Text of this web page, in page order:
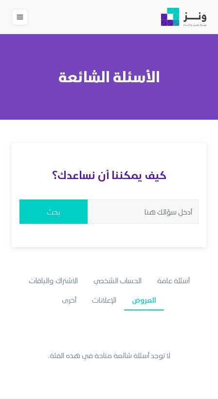
الأسئلة الشائعة
كيف يمكننا أن نساعدك؟
بحث
أسئلة عامة الحساب الشخصي
الاشتراك والباقات
العروض
الإعلانات أخرى
لا توجد أسئلة شائعة متاحة في هذه الفئة.